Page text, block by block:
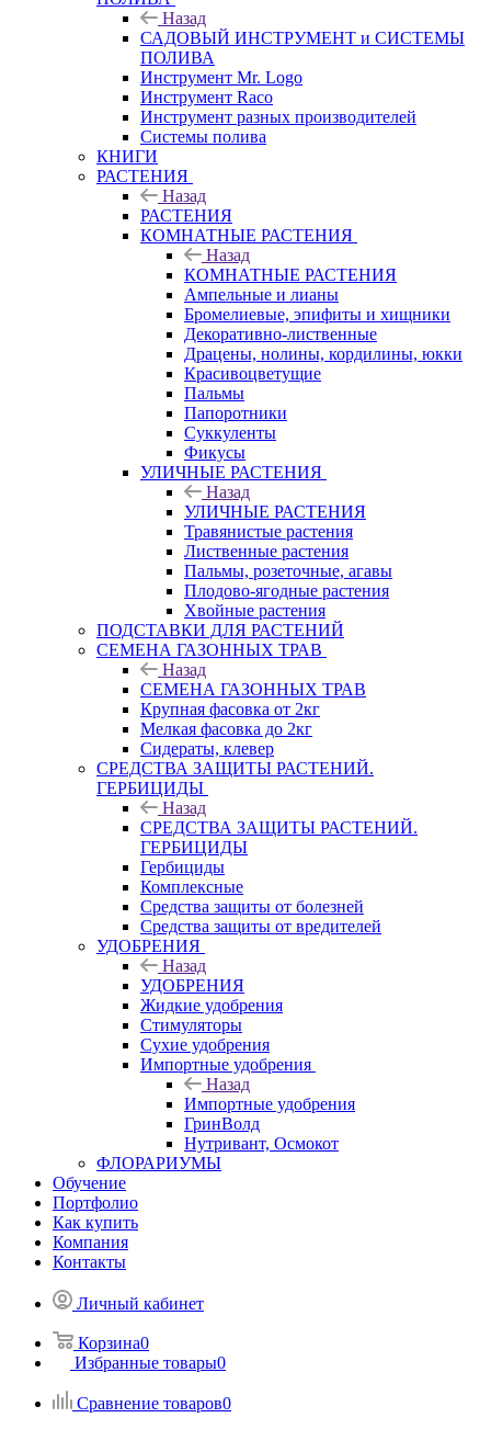
Назад
САДОВЫЙ ИНСТРУМЕНТ и СИСТЕМЫ
ПОЛИВА
Инструмент Mr. Logo
Инструмент Raco
Инструмент разных производителей
Системы полива
КНИГИ
РАСТЕНИЯ
Назад
РАСТЕНИЯ
КОМНАТНЫЕ РАСТЕНИЯ
Назад
КОМНАТНЫЕ РАСТЕНИЯ
Ампельные и лианы
Бромелиевые, эпифиты и хищники
Декоративно-лиственные
Драцены, нолины, кордилины, юкки
Красивоцветущие
Пальмы
Папоротники
Суккуленты
Фикусы
УЛИЧНЫЕ РАСТЕНИЯ
Назад
УЛИЧНЫЕ РАСТЕНИЯ
Травянистые растения
Лиственные растения
Пальмы, розеточные, агавы
Плодово-ягодные растения
Хвойные растения
ПОДСТАВКИ ДЛЯ РАСТЕНИЙ
СЕМЕНА ГАЗОННЫХ ТРАВ
Назад
СЕМЕНА ГАЗОННЫХ ТРАВ
Крупная фасовка от 2кг
Мелкая фасовка до 2кг
Сидераты, клевер
СРЕДСТВА ЗАЩИТЫ РАСТЕНИЙ.
ГЕРБИЦИДЫ
Назад
СРЕДСТВА ЗАЩИТЫ РАСТЕНИЙ.
ГЕРБИЦИДЫ
Гербициды
Комплексные
Средства защиты от болезней
Средства защиты от вредителей
УДОБРЕНИЯ
Назад
УДОБРЕНИЯ
Жидкие удобрения
Стимуляторы
Сухие удобрения
Импортные удобрения
Назад
Импортные удобрения
ГринВолд
Нутривант, Осмокот
ФЛОРАРИУМЫ
Обучение
Портфолио
Как купить
Компания
Контакты
Личный кабинет
Корзина0
Избранные товары0
Сравнение товаров0